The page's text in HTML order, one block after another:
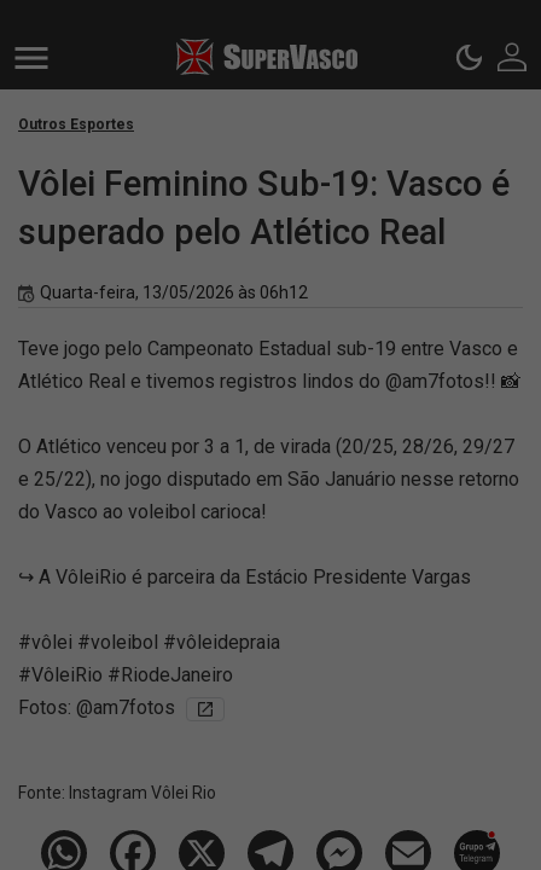
Outros Esportes
Vôlei Feminino Sub-19: Vasco é
superado pelo Atlético Real
Quarta-feira, 13/05/2026 às 06h12
Teve jogo pelo Campeonato Estadual sub-19 entre Vasco e
Atlético Real e tivemos registros lindos do @am7fotos!! 📸
O Atlético venceu por 3 a 1, de virada (20/25, 28/26, 29/27
e 25/22), no jogo disputado em São Januário nesse retorno
do Vasco ao voleibol carioca!
↪️ A VôleiRio é parceira da Estácio Presidente Vargas
#vôlei #voleibol #vôleidepraia
#VôleiRio #RiodeJaneiro
Fotos: @am7fotos
Fonte: Instagram Vôlei Rio